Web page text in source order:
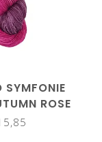
SYMFONIE
ROSE